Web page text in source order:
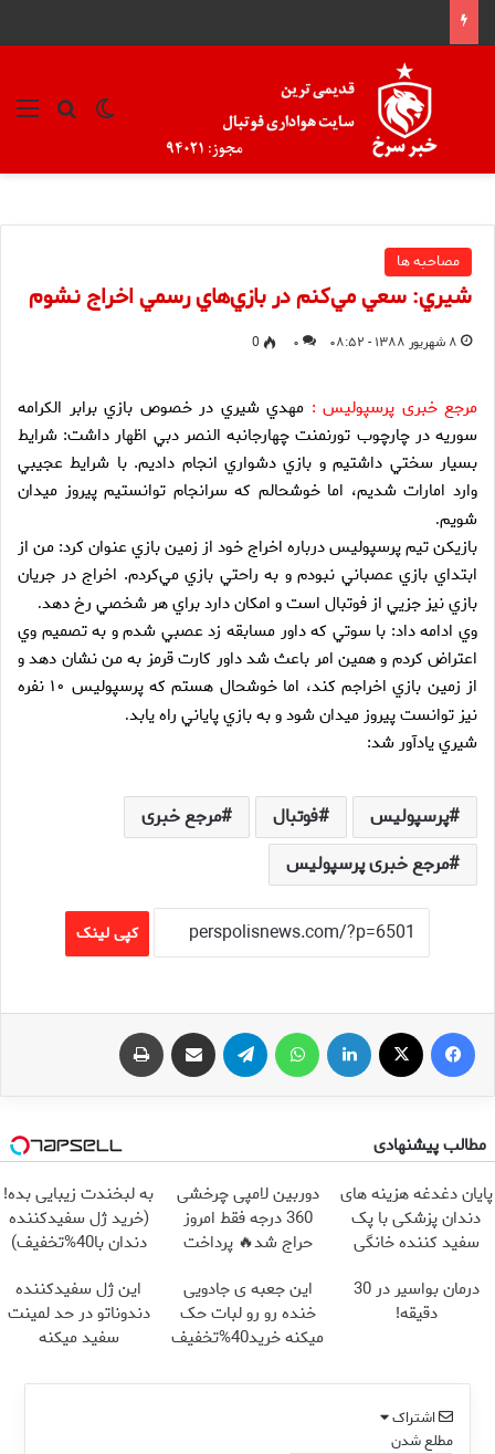
تغییر پوسته
مصاحبه ها
شيري: سعي مي‌كنم در بازي‌هاي رسمي اخراج نشوم
۸ شهریور ۱۳۸۸ - ۰۸:۵۲ ۰ 0
مرجع خبری پرسپولیس : مهدي شيري در خصوص بازي برابر الكرامه
سوريه در چارچوب تورنمنت چهارجانبه النصر دبي اظهار داشت: شرايط
بسيار سختي داشتيم و بازي دشواري انجام داديم. با شرايط عجيبي
وارد امارات شديم، اما خوشحالم كه سرانجام توانستيم پيروز ميدان
شويم.
بازيكن تيم پرسپوليس درباره اخراج خود از زمين بازي عنوان كرد: من از
ابتداي بازي عصباني نبودم و به راحتي بازي مي‌كردم. اخراج در جريان
بازي نيز جزيي از فوتبال است و امكان دارد براي هر شخصي رخ دهد.
وي ادامه داد: با سوتي كه داور مسابقه زد عصبي شدم و به تصميم وي
اعتراض كردم و همين امر باعث شد داور كارت قرمز به من نشان دهد و
از زمين بازي اخراجم كند، اما خوشحال هستم كه پرسپوليس ۱۰ نفره
نيز توانست پيروز ميدان شود و به بازي پاياني راه يابد.
شيري يادآور شد:
پرسپولیس فوتبال
مرجع خبری
مرجع خبری پرسپولیس
کپی لینک
فیس بوک لینکدین تلگرام اشتراک گذاری از طریق ایمیل
مطالب پیشنهادی
پایان دغدغه هزینه های
دندان پزشکی با پک
سفید کننده خانگی
دوربین لامپی چرخشی
360 درجه فقط امروز
حراج شد🔥 پرداخت
به لبخندت زیبایی بده!
(خرید ژل سفیدکننده
دندان با40%تخفیف)
درمان بواسیر در 30
دقیقه!
این جعبه ی جادویی
خنده رو رو لبات حک
میکنه خرید40%تخفیف
این ژل سفیدکننده
دندوناتو در حد لمینت
سفید میکنه
اشتراک
مطلع شدن